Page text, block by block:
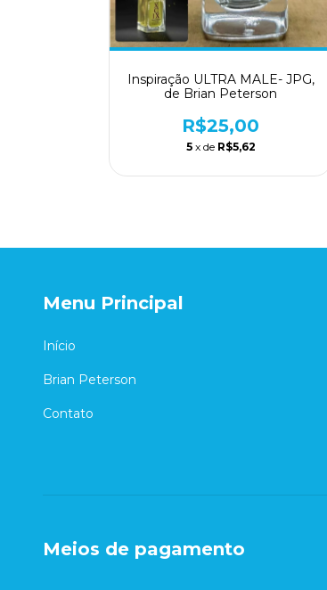
Inspiração ULTRA MALE- JPG,
de Brian Peterson
R$25,00
5 x de R$5,62
Menu Principal
Início
Brian Peterson
Contato
Meios de pagamento